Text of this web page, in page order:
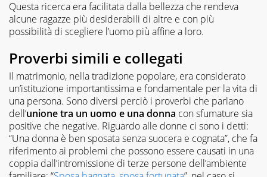
Questa ricerca era facilitata dalla bellezza che rendeva
alcune ragazze più desiderabili di altre e con più
possibilità di scegliere l’uomo più affine a loro.
Proverbi simili e collegati
Il matrimonio, nella tradizione popolare, era considerato
un’istituzione importantissima e fondamentale per la vita di
una persona. Sono diversi perciò i proverbi che parlano
dell’unione tra un uomo e una donna con sfumature sia
positive che negative. Riguardo alle donne ci sono i detti:
“Una donna è ben sposata senza suocera e cognata”, che fa
riferimento ai problemi che possono essere causati in una
coppia dall’intromissione di terze persone dell’ambiente